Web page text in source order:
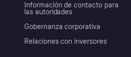
Información de contacto para
las autoridades
Gobernanza corporativa
Relaciones con inversores